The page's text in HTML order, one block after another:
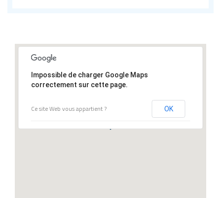
Impossible de charger Google Maps
correctement sur cette page.
Ce site Web vous appartient ? OK